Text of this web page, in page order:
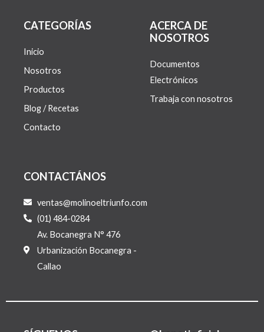
CATEGORÍAS
Inicio
Nosotros
Productos
Blog / Recetas
Contacto
ACERCA DE
NOSOTROS
Documentos
Electrónicos
Trabaja con nosotros
CONTACTÁNOS
ventas@molinoeltriunfo.com
(01) 484-0284
Av. Bocanegra N° 476
Urbanización Bocanegra -
Callao